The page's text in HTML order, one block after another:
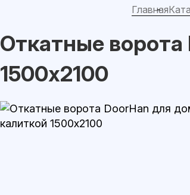
Главная
Откатные ворота
1500x2100